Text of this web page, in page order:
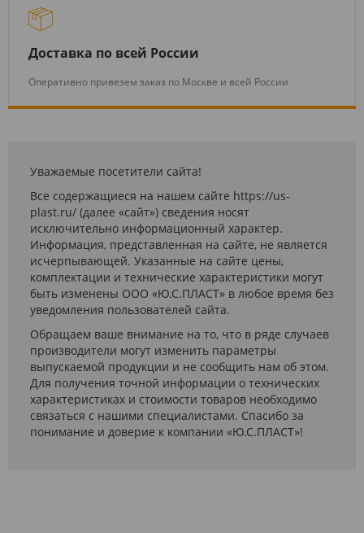
Доставка по всей России
Оперативно привезем заказ по Москве и всей России
Уважаемые посетители сайта!
Все содержащиеся на нашем сайте https://us-
plast.ru/ (далее «сайт») сведения носят
исключительно информационный характер.
Информация, представленная на сайте, не является
исчерпывающей. Указанные на сайте цены,
комплектации и технические характеристики могут
быть изменены ООО «Ю.С.ПЛАСТ» в любое время без
уведомления пользователей сайта.
Обращаем ваше внимание на то, что в ряде случаев
производители могут изменить параметры
выпускаемой продукции и не сообщить нам об этом.
Для получения точной информации о технических
характеристиках и стоимости товаров необходимо
связаться с нашими специалистами. Спасибо за
понимание и доверие к компании «Ю.С.ПЛАСТ»!